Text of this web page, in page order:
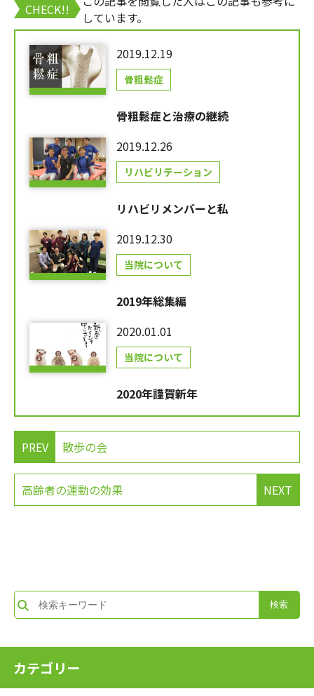
CHECK!!
しています。
2019.12.19
骨粗鬆症
骨粗鬆症と治療の継続
2019.12.26
リハビリテーション
リハビリメンバーと私
2019.12.30
当院について
2019年総集編
2020.01.01
当院について
2020年謹賀新年
PREV 散歩の会
NEXT
高齢者の運動の効果
カテゴリー